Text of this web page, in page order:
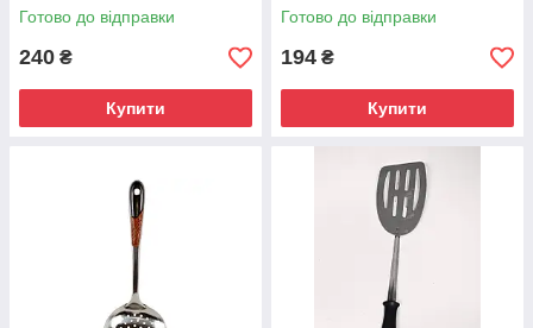
Готово до відправки
240 ₴
Купити
Готово до відправки
194 ₴
Купити